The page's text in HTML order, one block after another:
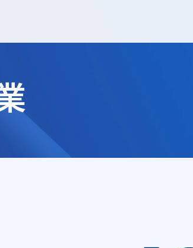
事業（オーナー向け）
事業（法人向け）
り組み